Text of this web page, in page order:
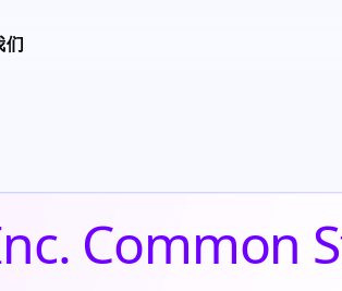
们
Common